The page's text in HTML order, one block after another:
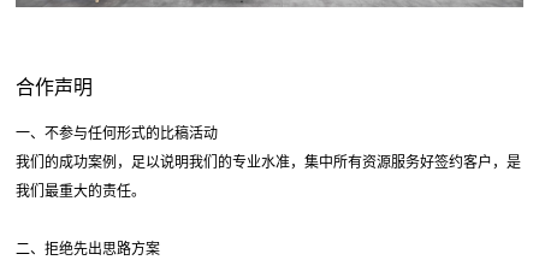
合作声明
一、不参与任何形式的比稿活动
我们的成功案例，足以说明我们的专业水准，集中所有资源服务好签约客户，是
我们最重大的责任。
二、拒绝先出思路方案